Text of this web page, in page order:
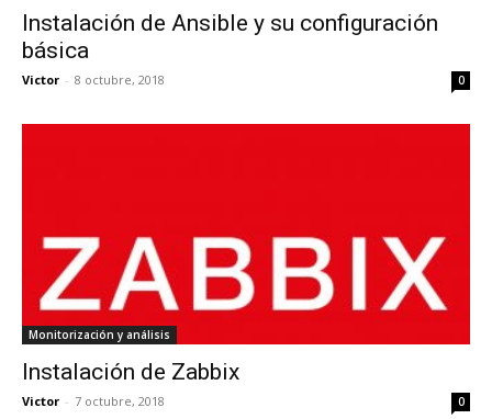
Instalación de Ansible y su configuración
básica
Victor - 8 octubre, 2018 0
Monitorización y análisis
Instalación de Zabbix
Victor - 7 octubre, 2018 0